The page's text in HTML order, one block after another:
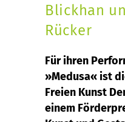
Blickhan
Rücker
Für ihren
»Medusa« ist
Freien Kunst
einem